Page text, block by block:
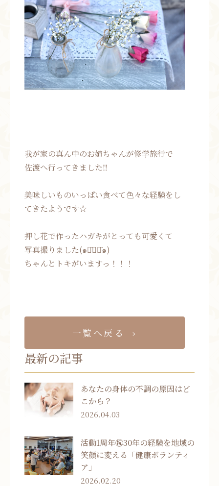
我が家の真ん中のお姉ちゃんが修学旅行で
佐渡へ行ってきました‼︎
美味しいものいっぱい食べて色々な経験をし
てきたようです☆
押し花で作ったハガキがとっても可愛くて
写真撮りました(๑･̑◡･̑๑)
ちゃんとトキがいますっ！！！
一覧へ戻る
最新の記事
あなたの身体の不調の原因はど
こから？
2026.04.03
活動1周年㊗30年の経験を地域の
笑顔に変える「健康ボランティ
ア」
2026.02.20